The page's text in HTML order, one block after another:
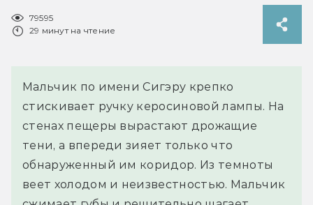
79595
29 минут на чтение
Мальчик по имени Сигэру крепко
стискивает ручку керосиновой лампы. На
стенах пещеры вырастают дрожащие
тени, а впереди зияет только что
обнаруженный им коридор. Из темноты
веет холодом и неизвестностью. Мальчик